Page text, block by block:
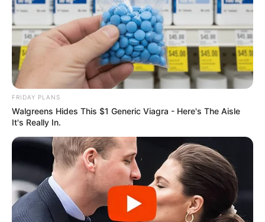
2. Em seguida corte 2 pedaços em forma de
FRIDAY PLANS
Walgreens Hides This $1 Generic Viagra - Here's The Aisle
It's Really In.